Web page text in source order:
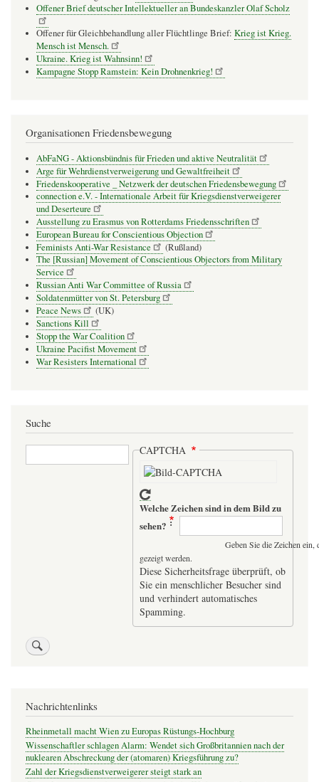
Offener Brief deutscher Intellektueller an Bundeskanzler Olaf Scholz
Offener für Gleichbehandlung aller Flüchtlinge Brief: Krieg ist Krieg.
Mensch ist Mensch.
Ukraine. Krieg ist Wahnsinn!
Kampagne Stopp Ramstein: Kein Drohnenkrieg!
Organisationen Friedensbewegung
AbFaNG - Aktionsbündnis für Frieden und aktive Neutralität
Arge für Wehrdienstverweigerung und Gewaltfreiheit
Friedenskooperative _ Netzwerk der deutschen Friedensbewegung
connection e.V. - Inter­na­tio­nale Arbeit für Kriegs­dienst­ver­wei­gerer
und Deser­teure
Ausstellung zu Erasmus von Rotterdams Friedensschriften
European Bureau for Conscientious Objection
Feminists Anti-War Resistance
(Rußland)
The [Russian] Movement of Conscientious Objectors from Military
Service
Russian Anti War Committee of Russia
Soldatenmütter von St. Petersburg
Peace News
(UK)
Sanctions Kill
Stopp the War Coalition
Ukraine Pacifist Movement
War Resisters International
Suche
Suche CAPTCHA
Welche Zeichen sind in dem Bild zu
sehen?
Geben Sie die Zeichen
gezeigt werden.
Diese Sicherheitsfrage überprüft, ob
Sie ein menschlicher Besucher sind
und verhindert automatisches
Spamming.
Nachrichtenlinks
Rheinmetall macht Wien zu Europas Rüstungs-Hochburg
Wissenschaftler schlagen Alarm: Wendet sich Großbritannien nach der
nuklearen Abschreckung der (atomaren) Kriegsführung zu?
Zahl der Kriegsdienstverweigerer steigt stark an